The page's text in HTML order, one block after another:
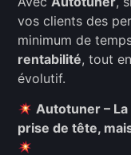
vos clients des
minimum de
rentabilité, tout
évolutif.
Autotuner –
prise de tête,